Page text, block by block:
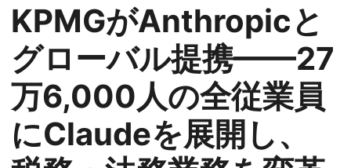
KPMGがAnthropicと
グローバル提携——27
万6,000人の全従業員
にClaudeを展開し、